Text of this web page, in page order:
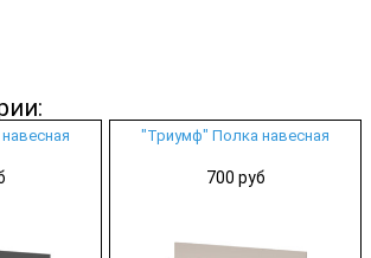
"Триумф" Полка навесная
700 руб